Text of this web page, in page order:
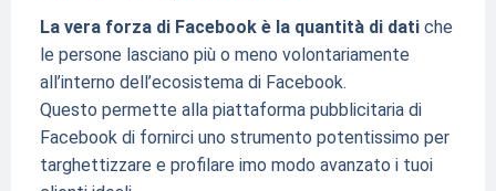
La vera forza di Facebook è la quantità di datiche
le persone lasciano più o meno volontariamente
all’interno dell’ecosistema di Facebook.
Questo permette alla piattaforma pubblicitaria di
Facebook di fornirci uno strumento potentissimo per
targhettizzare e profilare imo modo avanzato i tuoi